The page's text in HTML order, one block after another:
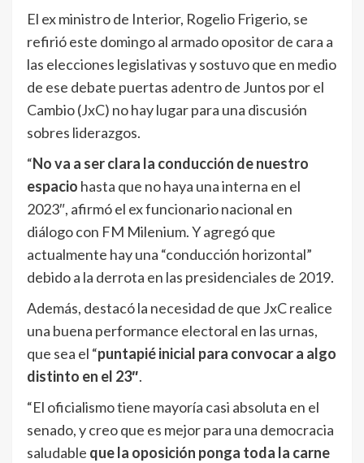
El ex ministro de Interior, Rogelio Frigerio, se
refirió este domingo al armado opositor de cara a
las elecciones legislativas y sostuvo que en medio
de ese debate puertas adentro de Juntos por el
Cambio (JxC) no hay lugar para una discusión
sobres liderazgos.
“No va a ser clara la conducción de nuestro
espacio hasta que no haya una interna en el
2023″, afirmó el ex funcionario nacional en
diálogo con FM Milenium. Y agregó que
actualmente hay una “conducción horizontal”
debido a la derrota en las presidenciales de 2019.
Además, destacó la necesidad de que JxC realice
una buena performance electoral en las urnas,
que sea el “puntapié inicial para convocar a algo
distinto en el 23″.
“El oficialismo tiene mayoría casi absoluta en el
senado, y creo que es mejor para una democracia
saludable que la oposición ponga toda la carne